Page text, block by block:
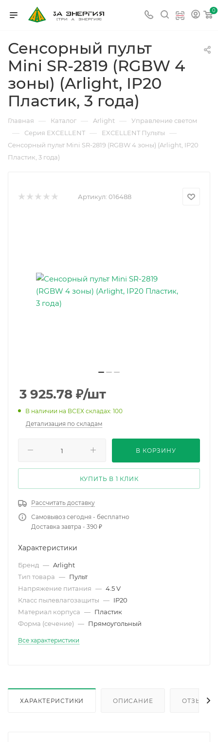
0
Сенсорный пульт
Mini SR-2819 (RGBW 4
зоны) (Arlight, IP20
Пластик, 3 года)
Главная — Каталог — Arlight — Управление светом
— Серия EXCELLENT — EXCELLENT Пульты —
Сенсорный пульт Mini SR-2819 (RGBW 4 зоны) (Arlight, IP20
Пластик, 3 года)
Артикул: 016488
3 925.78 ₽/шт
В наличии на ВСЕХ складах: 100
Детализация по складам
В КОРЗИНУ
КУПИТЬ В 1 КЛИК
Рассчитать доставку
Самовывоз сегодня - бесплатно
Доставка завтра - 390 ₽
Характеристики
Бренд — Arlight
Тип товара — Пульт
Напряжение питания — 4.5 V
Класс пылевлагозащиты — IP20
Материал корпуса — Пластик
Форма (сечение) — Прямоугольный
Все характеристики
ХАРАКТЕРИСТИКИ ОПИСАНИЕ ОТЗЫВЫ